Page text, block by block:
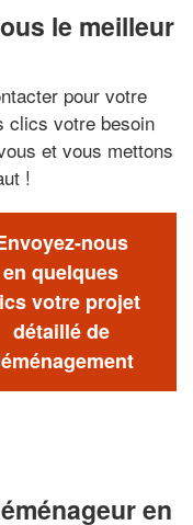
le meilleur
pour votre
clics votre besoin
et vous mettons
!
nous
en quelques
votre projet
détaillé de
en